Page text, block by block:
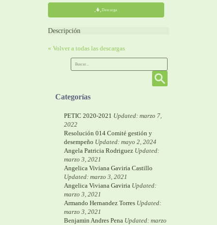
Descarga
Descripción
« Volver a todas las descargas
Categorías
PETIC 2020-2021 Updated: marzo 7,
2022
Resolución 014 Comité gestión y
desempeño Updated: mayo 2, 2024
Angela Patricia Rodriguez Updated:
marzo 3, 2021
Angelica Viviana Gaviria Castillo
Updated: marzo 3, 2021
Angelica Viviana Gaviria Updated:
marzo 3, 2021
Armando Hernandez Torres Updated:
marzo 3, 2021
Benjamin Andres Pena Updated: marzo